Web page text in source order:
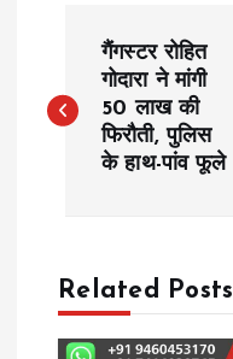
o
n
a
गैंगस्टर रोहित
गोदारा ने मांगी
50 लाख की
फिरौती, पुलिस
के हाथ-पांव फूले
Related Posts